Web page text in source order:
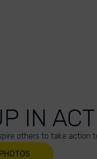
IN
others to take action